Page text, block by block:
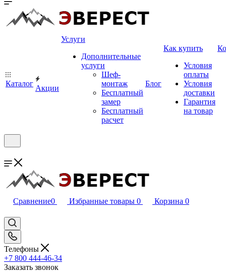
Каталог
Акции
Услуги
Дополнительные
услуги
Шеф-
монтаж
Бесплатный
замер
Бесплатный
расчет
Блог
Как купить
Условия
оплаты
Условия
доставки
Гарантия
на товар
Сравнение0 Избранные товары 0 Корзина 0
Телефоны
+7 800 444-46-34
Заказать звонок